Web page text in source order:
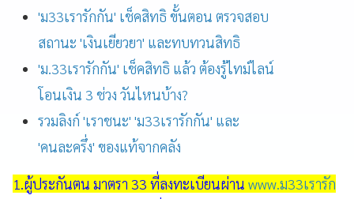
'ม33เรารักกัน' เช็คสิทธิ ขั้นตอน ตรวจสอบ
สถานะ 'เงินเยียวยา' และทบทวนสิทธิ
'ม.33เรารักกัน' เช็คสิทธิ แล้ว ต้องรู้ไทม์ไลน์
โอนเงิน 3 ช่วง วันไหนบ้าง?
รวมลิงก์ 'เราชนะ' 'ม33เรารักกัน' และ
'คนละครึ่ง' ของแท้จากคลัง
1.ผู้ประกันตน มาตรา 33 ที่ลงทะเบียนผ่าน www.ม33เรารัก